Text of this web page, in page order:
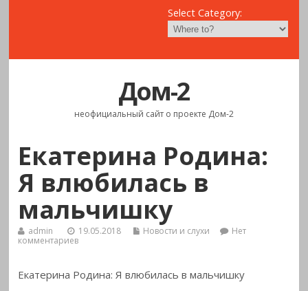
Select Category:
Дом-2
неофициальный сайт о проекте Дом-2
Екатерина Родина:
Я влюбилась в
мальчишку
admin 19.05.2018 Новости и слухи
Нет
комментариев
Екатерина Родина: Я влюбилась в мальчишку